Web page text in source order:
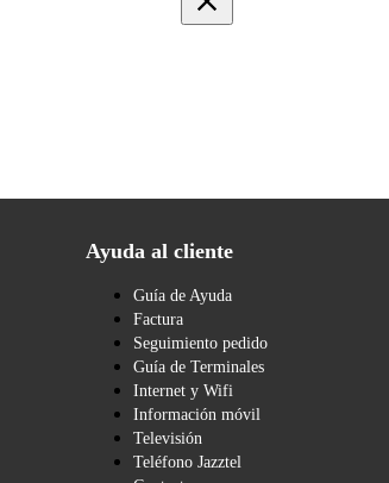
Ayuda al cliente
Guía de Ayuda
Factura
Seguimiento pedido
Guía de Terminales
Internet y Wifi
Información móvil
Televisión
Teléfono Jazztel